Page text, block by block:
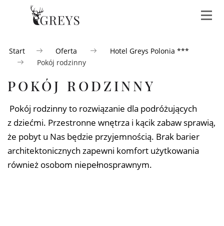
Greys
Obiekt
wzdłuż
DK92
w kierunku
Wrześni
Greys
Obiekt
wzdłuż
DK92
w kierunku
Poznania
Polonia
***
Obiekt
bezpośrednio
sąsiadujący
z Restauracją
Greys
Polonia
Start Oferta
Hotel Greys Polonia ***
Pokój rodzinny
POKÓJ RODZINNY
Pokój rodzinny to rozwiązanie dla podróżujących
z dziećmi. Przestronne wnętrza i kącik zabaw sprawią,
że pobyt u Nas będzie przyjemnością. Brak barier
architektonicznych zapewni komfort użytkowania
również osobom niepełnosprawnym.